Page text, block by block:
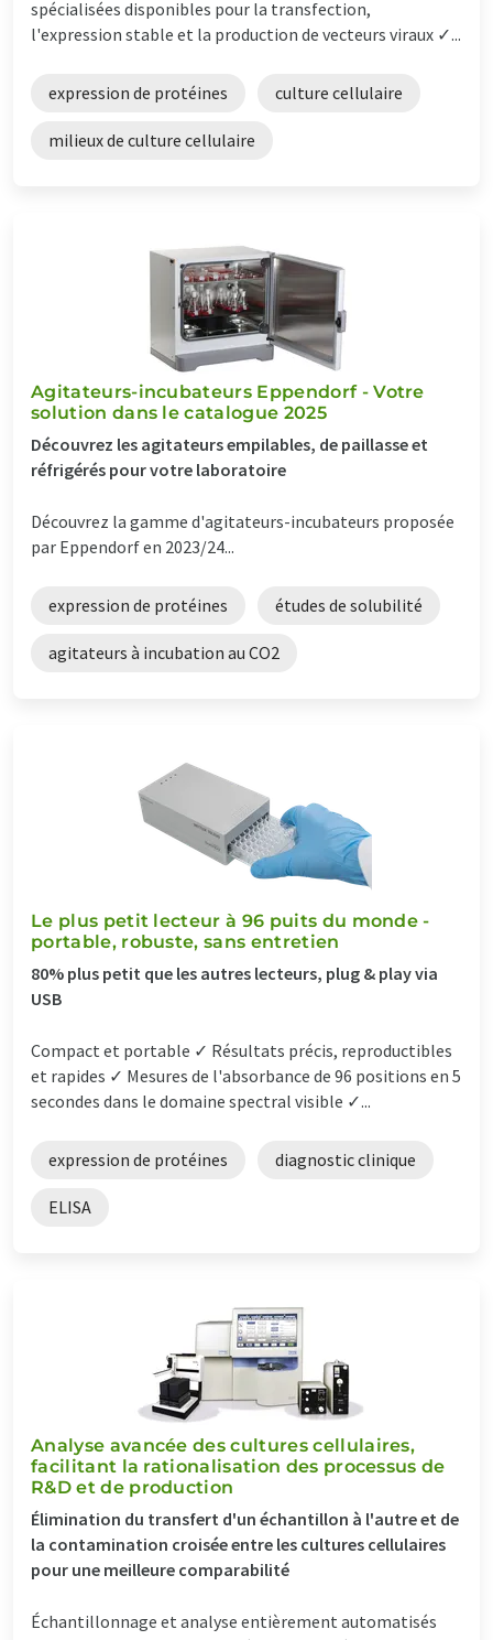
spécialisées disponibles pour la transfection,
l'expression stable et la production de vecteurs viraux ✓...
expression de protéines culture cellulaire
milieux de culture cellulaire
Agitateurs-incubateurs Eppendorf - Votre
solution dans le catalogue 2025
Découvrez les agitateurs empilables, de paillasse et
réfrigérés pour votre laboratoire
Découvrez la gamme d'agitateurs-incubateurs proposée
par Eppendorf en 2023/24...
expression de protéines études de solubilité
agitateurs à incubation au CO2
Le plus petit lecteur à 96 puits du monde -
portable, robuste, sans entretien
80% plus petit que les autres lecteurs, plug & play via
USB
Compact et portable ✓ Résultats précis, reproductibles
et rapides ✓ Mesures de l'absorbance de 96 positions en 5
secondes dans le domaine spectral visible ✓...
expression de protéines diagnostic clinique
ELISA
Analyse avancée des cultures cellulaires,
facilitant la rationalisation des processus de
R&D et de production
Élimination du transfert d'un échantillon à l'autre et de
la contamination croisée entre les cultures cellulaires
pour une meilleure comparabilité
Échantillonnage et analyse entièrement automatisés